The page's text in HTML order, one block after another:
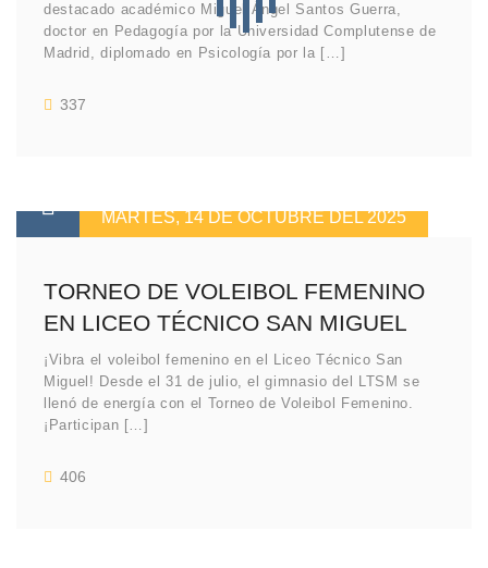
destacado académico Miguel Ángel Santos Guerra,
doctor en Pedagogía por la Universidad Complutense de
Madrid, diplomado en Psicología por la […]
337
MARTES, 14 DE OCTUBRE DEL 2025
TORNEO DE VOLEIBOL FEMENINO
EN LICEO TÉCNICO SAN MIGUEL
¡Vibra el voleibol femenino en el Liceo Técnico San
Miguel! Desde el 31 de julio, el gimnasio del LTSM se
llenó de energía con el Torneo de Voleibol Femenino.
¡Participan […]
406